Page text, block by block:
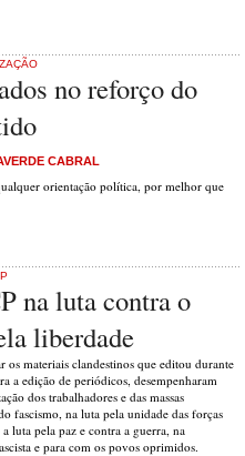
no reforço do
CABRAL
orientação política, por melhor que
na luta contra o
liberdade
os materiais clandestinos que editou durante
a edição de periódicos, desempenharam
dos trabalhadores e das massas
fascismo, na luta pela unidade das forças
luta pela paz e contra a guerra, na
e para com os povos oprimidos.